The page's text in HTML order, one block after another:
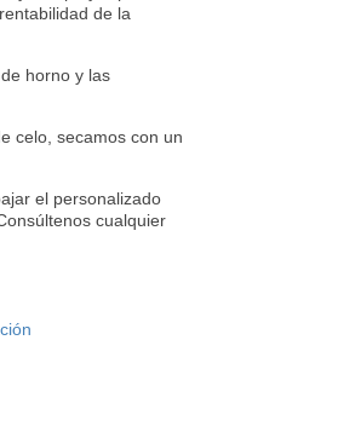
de la
horno y las
celo, secamos con un
el personalizado
cualquier